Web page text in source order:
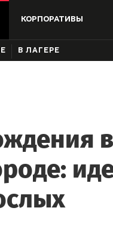
КОРПОРАТИВЫ
В ЛАГЕРЕ